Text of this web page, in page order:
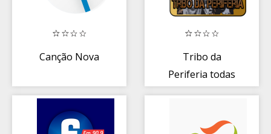
Canção Nova
Tribo da
Periferia todas